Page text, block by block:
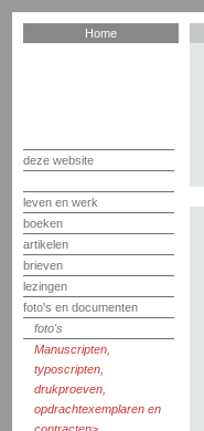
Home
deze website
leven en werk
boeken
artikelen
brieven
lezingen
foto's en documenten
foto's
Manuscripten,
typoscripten,
drukproeven,
opdrachtexemplaren en